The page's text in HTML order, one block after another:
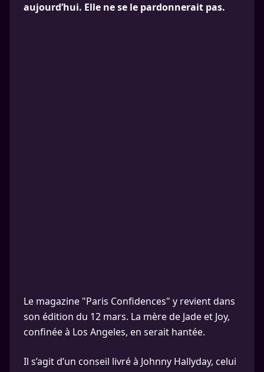
aujourd’hui. Elle ne se le pardonnerait pas.
Le magazine "Paris Confidences" y revient dans
son édition du 12 mars. La mère de Jade et Joy,
confinée à Los Angeles, en serait hantée.
Il s’agit d’un conseil livré à Johnny Hallyday, celui